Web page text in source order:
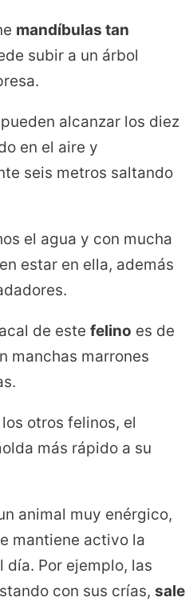
mandíbulas tan
subir a un árbol
alcanzar los diez
en el aire y
seis metros saltando
el agua y con mucha
estar en ella, además
de este felino es de
manchas marrones
otros felinos, el
más rápido a su
animal muy enérgico,
mantiene activo la
día. Por ejemplo, las
con sus crías, sale